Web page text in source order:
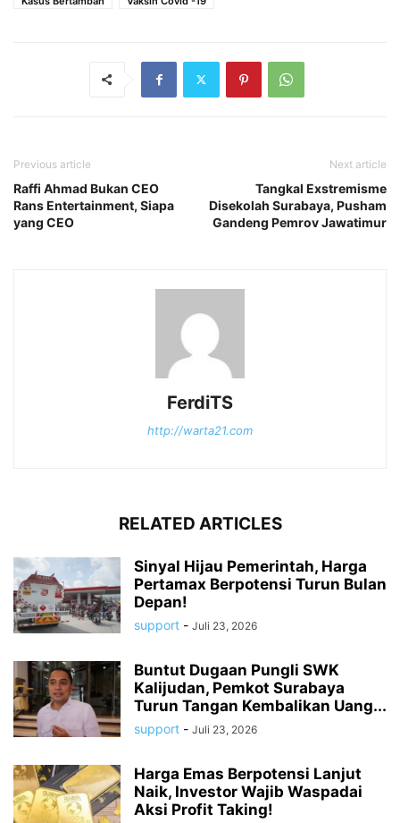
Previous article
Raffi Ahmad Bukan CEO
Rans Entertainment, Siapa
yang CEO
Next article
Tangkal Exstremisme
Disekolah Surabaya, Pusham
Gandeng Pemrov Jawatimur
FerdiTS
http://warta21.com
RELATED ARTICLES
Sinyal Hijau Pemerintah, Harga
Pertamax Berpotensi Turun Bulan
Depan!
support - Juli 23, 2026
Buntut Dugaan Pungli SWK
Kalijudan, Pemkot Surabaya
Turun Tangan Kembalikan Uang...
support - Juli 23, 2026
Harga Emas Berpotensi Lanjut
Naik, Investor Wajib Waspadai
Aksi Profit Taking!